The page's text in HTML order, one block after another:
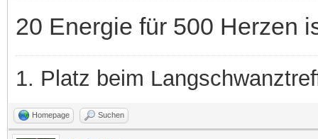
20 Energie für 500 Herzen
1. Platz beim
Homepage Suchen